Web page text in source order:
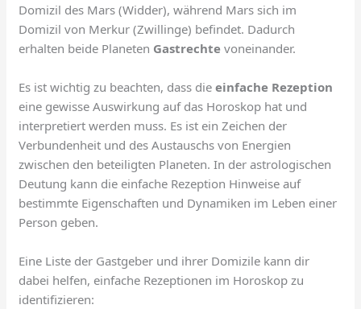
Domizil des Mars (Widder), während Mars sich im
Domizil von Merkur (Zwillinge) befindet. Dadurch
erhalten beide Planeten Gastrechte voneinander.
Es ist wichtig zu beachten, dass dieeinfache Rezeption
eine gewisse Auswirkung auf das Horoskop hat und
interpretiert werden muss. Es ist ein Zeichen der
Verbundenheit und des Austauschs von Energien
zwischen den beteiligten Planeten. In der astrologischen
Deutung kann die einfache Rezeption Hinweise auf
bestimmte Eigenschaften und Dynamiken im Leben einer
Person geben.
Eine Liste der Gastgeber und ihrer Domizile kann dir
dabei helfen, einfache Rezeptionen im Horoskop zu
identifizieren: